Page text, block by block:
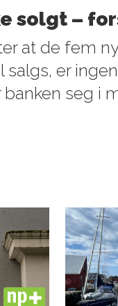
solgt –
at de fem
salgs, er
banken seg i
PLUS